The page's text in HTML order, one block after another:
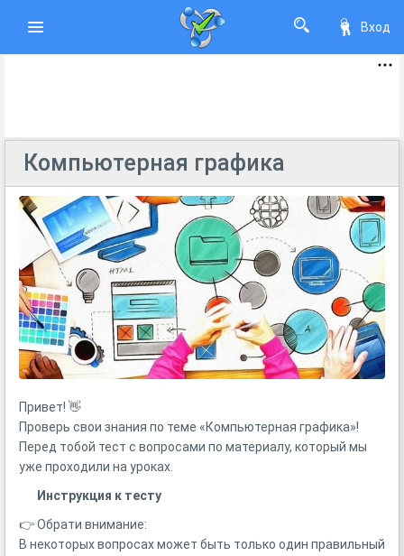
Вход
Компьютерная графика
Привет! 👋
Проверь свои знания по теме «Компьютерная графика»!
Перед тобой тест с вопросами по материалу, который мы
уже проходили на уроках.
Инструкция к тесту
👉 Обрати внимание:
В некоторых вопросах может быть только один правильный